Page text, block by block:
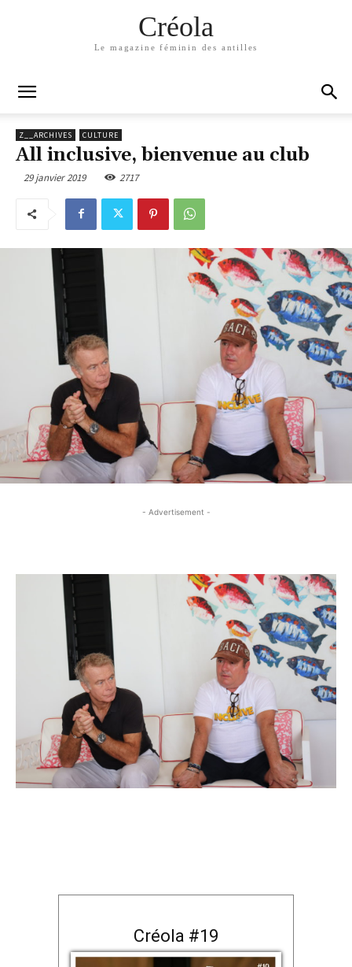
Créola
Le magazine féminin des antilles
Z__ARCHIVES CULTURE
All inclusive, bienvenue au club
29 janvier 2019 2717
- Advertisement -
Créola #19